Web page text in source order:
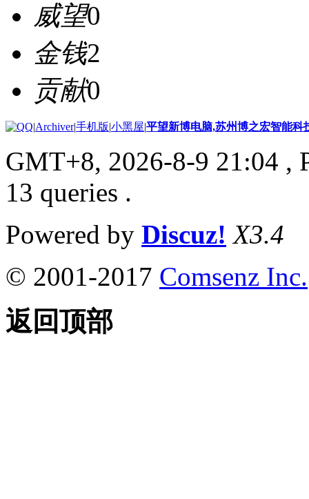
威望0
金钱2
贡献0
|Archiver|手机版|小黑屋|平望新博电脑,苏州博之宏智能科
GMT+8, 2026-8-9 21:04 ,
13 queries .
Powered by Discuz! X3.4
© 2001-2017 Comsenz Inc.
返回顶部